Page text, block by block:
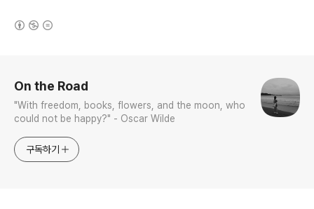
On the Road
"With freedom, books, flowers, and the moon, who
could not be happy?" - Oscar Wilde
구독하기